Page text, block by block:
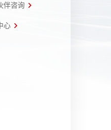
伴咨询
心